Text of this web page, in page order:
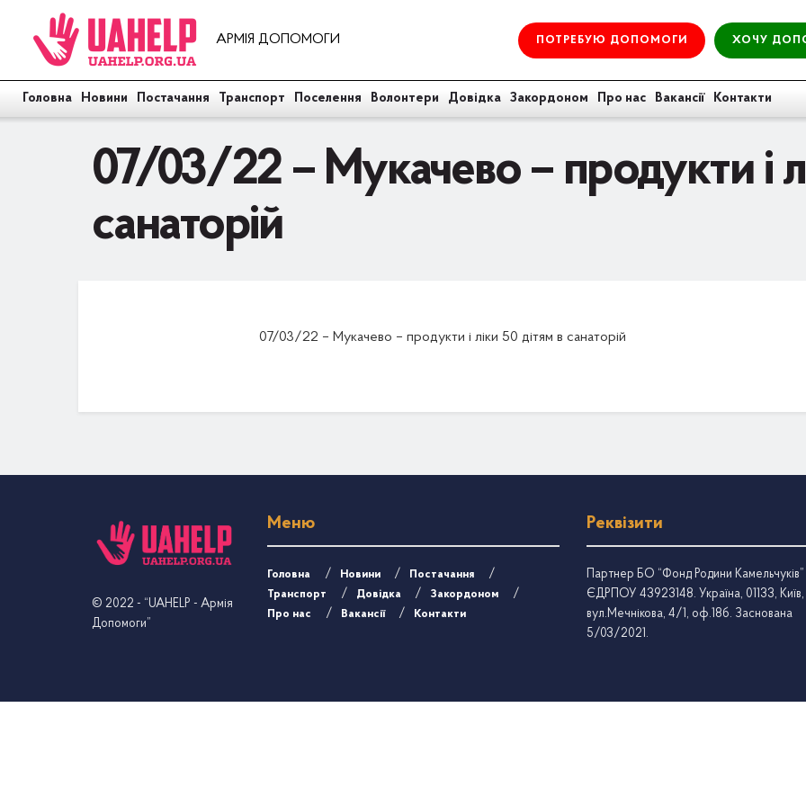
АРМІЯ ДОПОМОГИ ПОТРЕБУЮ ДОПОМОГИ ХОЧУ
Головна Новини Постачання Транспорт Поселення Волонтери Довідка Закордоном Про нас Вакансії Контакти
07/03/22 – Мукачево – продукти і
санаторій
07/03/22 – Мукачево – продукти і ліки 50 дітям в санаторій
© 2022 - “UAHELP - Армія
Допомоги”
Меню
Головна Новини
Постачання
Транспорт
Довідка
Закордоном
Про нас
Вакансії Контакти
Реквізити
Партнер БО “Фонд Родини Камельчуків”
ЄДРПОУ 43923148. Україна, 01133, Київ,
вул.Мечнікова, 4/1, оф.18б. Заснована
5/03/2021.